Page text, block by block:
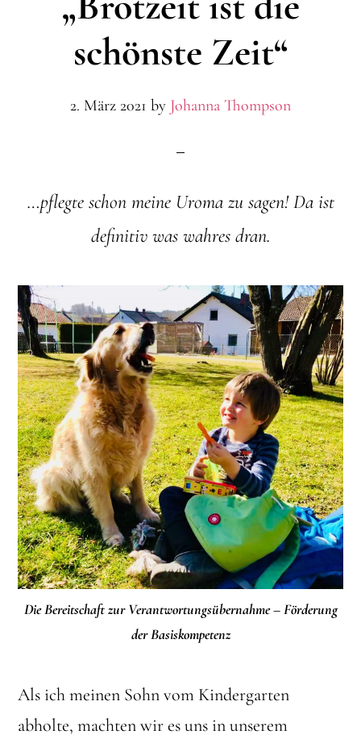
schönste Zeit“
2. März 2021 by Johanna Thompson
…pflegte schon meine Uroma zu sagen! Da ist
definitiv was wahres dran.
Die Bereitschaft zur Verantwortungsübernahme – Förderung
der Basiskompetenz
Als ich meinen Sohn vom Kindergarten
abholte, machten wir es uns in unserem